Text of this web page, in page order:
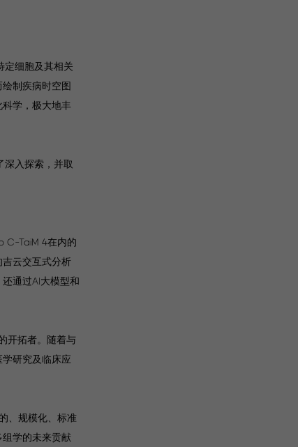
定细胞及其相关
制疾病时空图
学，极大地丰
深入探索，并取
C-TaiM 4在内的
云交互式分析
通过AI大模型和
开拓者。随着与
研究及临床应
、规模化、标准
学的未来贡献